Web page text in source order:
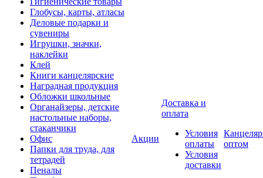
Глобусы, карты, атласы
Деловые подарки и
сувениры
Игрушки, значки,
наклейки
Клей
Книги канцелярские
Наградная продукция
Обложки школьные
Органайзеры, детские
настольные наборы,
стаканчики
Офис
Папки для труда, для
тетрадей
Пеналы
Акции
Доставка и
оплата
Условия
оплаты
Условия
доставки
оптом